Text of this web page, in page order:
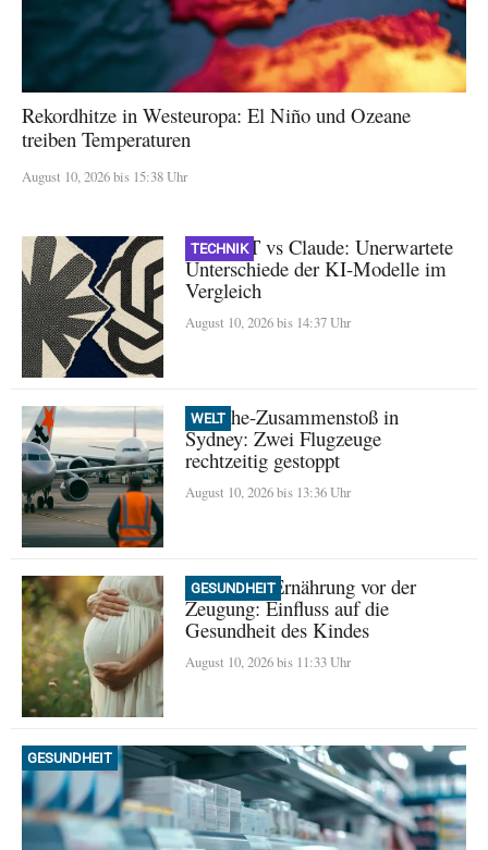
Rekordhitze in Westeuropa: El Niño und Ozeane
treiben Temperaturen
August 10, 2026 bis 15:38 Uhr
TECHNIK
ChatGPT vs Claude: Unerwartete
Unterschiede der KI-Modelle im
Vergleich
August 10, 2026 bis 14:37 Uhr
WELT
Beinahe-Zusammenstoß in
Sydney: Zwei Flugzeuge
rechtzeitig gestoppt
August 10, 2026 bis 13:36 Uhr
GESUNDHEIT
Väterliche Ernährung vor der
Zeugung: Einfluss auf die
Gesundheit des Kindes
August 10, 2026 bis 11:33 Uhr
GESUNDHEIT